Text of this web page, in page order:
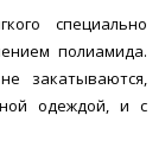
специально
полиамида.
закатываются,
одеждой, и с